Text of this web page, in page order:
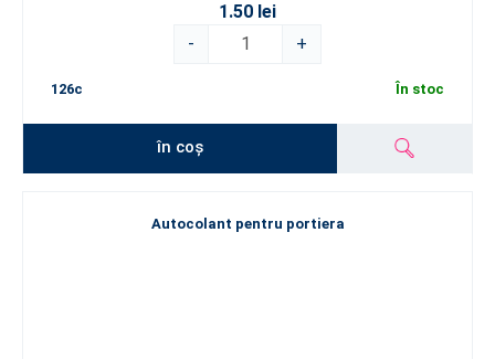
1.50 lei
-
+
126c În stoc
în coș
Autocolant pentru portiera